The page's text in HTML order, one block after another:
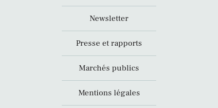
Newsletter
Presse et rapports
Marchés publics
Mentions légales